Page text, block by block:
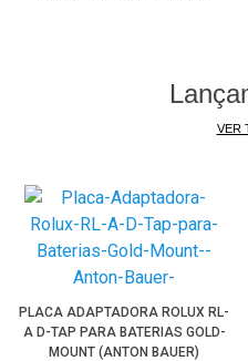
compartilhamento rápido de
imagens com um dispositivo
como o CS100 Connect
Revendedor Autorizado Canon
Garantia Canon do Brasil
VER
PLACA ADAPTADORA ROLUX RL-
A D-TAP PARA BATERIAS GOLD-
MOUNT (ANTON BAUER)